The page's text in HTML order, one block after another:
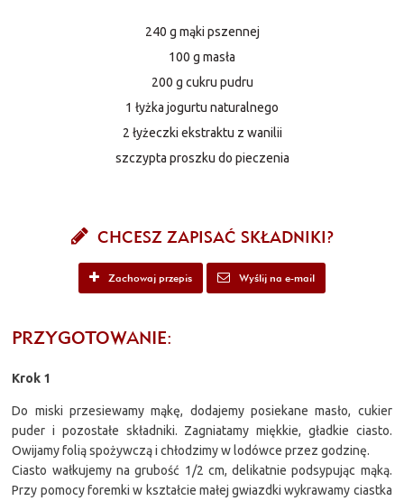
240 g mąki pszennej
100 g masła
200 g cukru pudru
1 łyżka jogurtu naturalnego
2 łyżeczki ekstraktu z wanilii
szczypta proszku do pieczenia
CHCESZ ZAPISAĆ SKŁADNIKI?
Zachowaj przepis Wyślij na e-mail
PRZYGOTOWANIE:
Krok 1
Do miski przesiewamy mąkę, dodajemy posiekane masło, cukier
puder i pozostałe składniki. Zagniatamy miękkie, gładkie ciasto.
Owijamy folią spożywczą i chłodzimy w lodówce przez godzinę.
Ciasto wałkujemy na grubość 1/2 cm, delikatnie podsypując mąką.
Przy pomocy foremki w kształcie małej gwiazdki wykrawamy ciastka